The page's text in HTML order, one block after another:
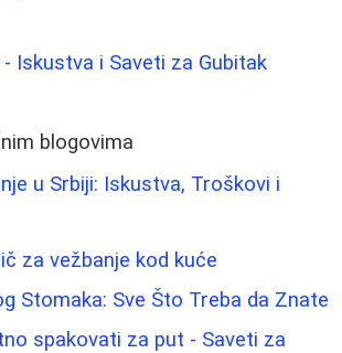
Iskustva i Saveti za Gubitak
blogovima
u Srbiji: Iskustva, Troškovi i
za vežbanje kod kuće
Stomaka: Sve Što Treba da Znate
spakovati za put - Saveti za